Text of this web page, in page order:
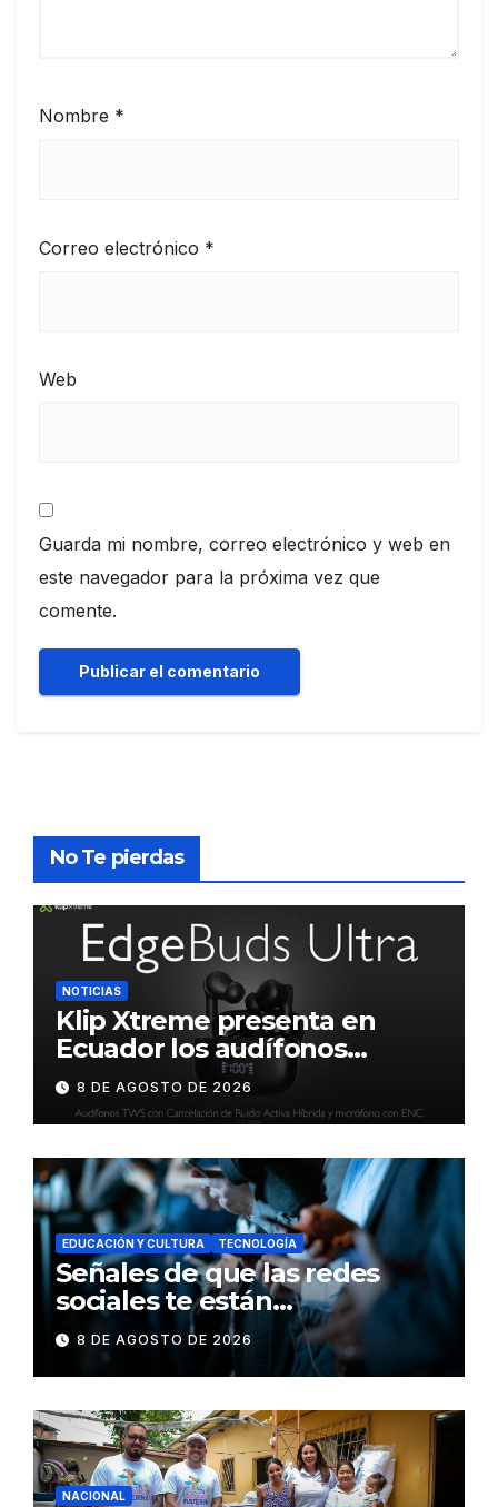
Nombre *
Correo electrónico *
Web
Guarda mi nombre, correo electrónico y web en
este navegador para la próxima vez que
comente.
No Te pierdas
NOTICIAS
Klip Xtreme presenta en
Ecuador los audífonos
DynaBuds con sonido
inteligente y control táctil
8 DE AGOSTO DE 2026
EDUCACIÓN Y CULTURA TECNOLOGÍA
Señales de que las redes
sociales te están
consumiendo
8 DE AGOSTO DE 2026
NACIONAL